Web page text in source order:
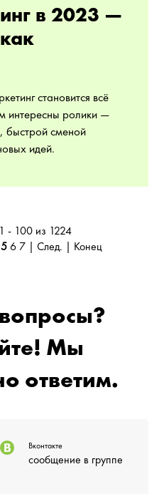
в 2023 —
становится всё
интересны ролики —
быстрой сменой
идей.
- 100 из 1224
5 6 7 След. Конец
Мы
ответим.
Вконтакте
сообщение в группе